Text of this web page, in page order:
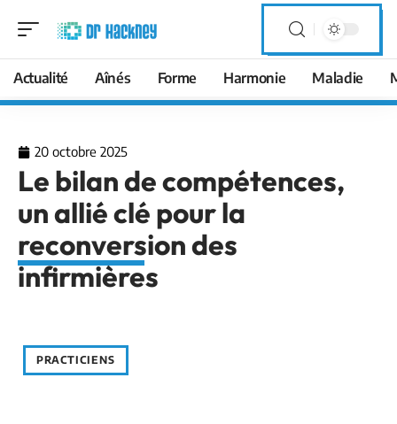
Actualité Aînés Forme Harmonie Maladie
20 octobre 2025
Le bilan de compétences,
un allié clé pour la
reconversion des
infirmières
PRACTICIENS